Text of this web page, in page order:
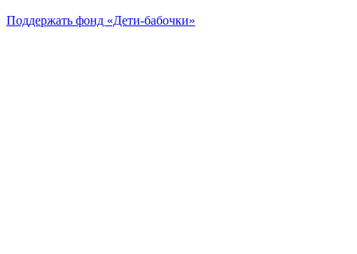
Поддержать фонд «Дети-бабочки»